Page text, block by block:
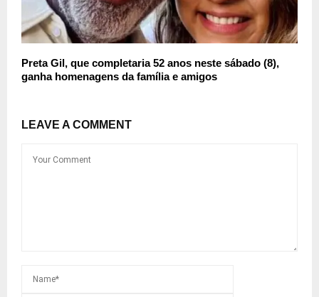
Preta Gil, que completaria 52 anos neste sábado (8),
ganha homenagens da família e amigos
LEAVE A COMMENT